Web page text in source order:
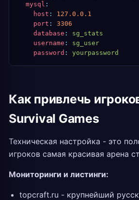
  mysql
:
    host
:
127.0.0.1
    port
:
3306
    database
:
sg_stats
    username
:
sg_user
    password
: yourpassword
Как привлечь
Survival Games
Техническая настройка - это
игроков самая красивая арена
Мониторинги и листинги:
topcraft.ru - крупнейший